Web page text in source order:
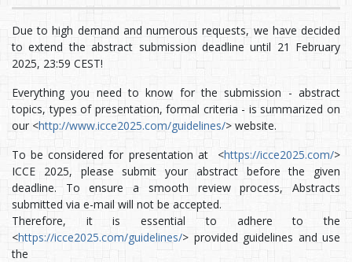
Due to high demand and numerous requests, we have decided
to extend the abstract submission deadline until 21 February
2025, 23:59 CEST!
Everything you need to know for the submission - abstract
topics, types of presentation, formal criteria - is summarized on
our <http://www.icce2025.com/guidelines/> website.
To be considered for presentation at <https://icce2025.com/>
ICCE 2025, please submit your abstract before the given
deadline. To ensure a smooth review process, Abstracts
submitted via e-mail will not be accepted.
Therefore, it is essential to adhere to the
<https://icce2025.com/guidelines/> provided guidelines and use
the